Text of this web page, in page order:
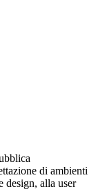
di ambienti
design, alla user